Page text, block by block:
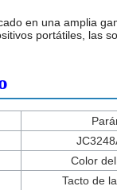
en una amplia
portátiles, las
Color
Tacto de